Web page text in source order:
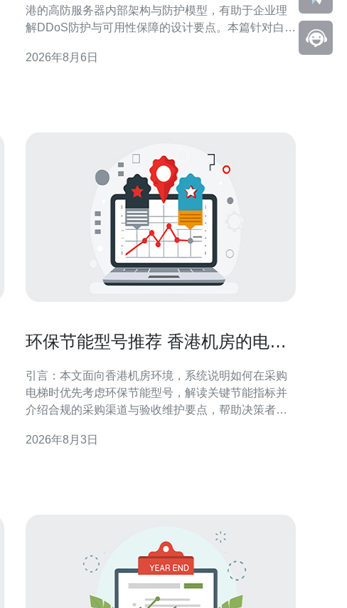
港的高防服务器内部架构与防护模型，有助于企业理
解DDoS防护与可用性保障的设计要点。本篇针对白皮
路由策略与运维流程，便于安全、网络及产品团队快
2026年8月6日
环保节能型号推荐 香港机房的电梯
引言：本文面向香港机房环境，系统说明如何在采购
电梯时优先考虑环保节能型号，解读关键节能指标并
介绍合规的采购渠道与验收维护要点，帮助决策者实
港机房对电梯的需求侧重于连续运行、温控可靠与空
2026年8月3日